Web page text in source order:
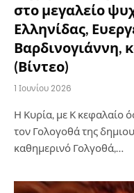
στο μεγαλείο
Ελληνίδας,
Βαρδινογιάννη,
(Βίντεο)
1 Ιουνίου 2026
Η Κυρία, με Κ κεφαλαίο
τον Γολογοθά της
καθημερινό Γολγοθά,…